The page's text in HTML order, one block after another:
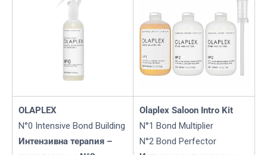
OLAPLEX
N°0 Intensive Bond Building
Интензивна терапия –
Olaplex Saloon Intro Kit
N°1 Bond Multiplier
N°2 Bond Perfector